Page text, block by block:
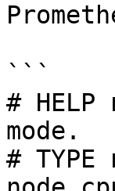
```
#
mode.
# TYPE